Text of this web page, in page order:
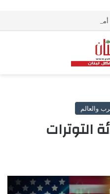
والعالم
التوترات